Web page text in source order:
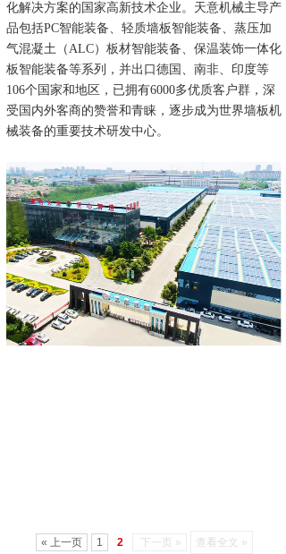
化解决方案的国家高新技术企业。天意机械主导产
品包括PC智能装备、轻质墙板智能装备、蒸压加
气混凝土（ALC）板材智能装备、保温装饰一体化
板智能装备等系列，并出口德国、南非、印度等
106个国家和地区，已拥有6000多优质客户群，深
受国内外客商的赞誉和青睐，逐步成为世界墙板机
械装备的重要技术研发中心。
« 上一页 1 2 下一页 » 查看全文 »